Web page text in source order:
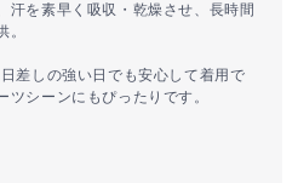
汗を素早く吸収・乾燥させ、長時間
。
差しの強い日でも安心して着用で
ツシーンにもぴったりです。